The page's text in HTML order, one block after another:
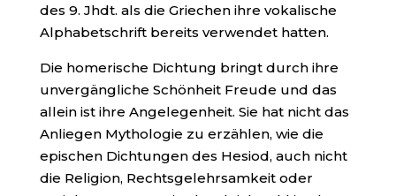
des 9. Jhdt. als die Griechen ihre vokalische
Alphabetschrift bereits verwendet hatten.
Die homerische Dichtung bringt durch ihre
unvergängliche Schönheit Freude und das
allein ist ihre Angelegenheit. Sie hat nicht das
Anliegen Mythologie zu erzählen, wie die
epischen Dichtungen des Hesiod, auch nicht
die Religion, Rechtsgelehrsamkeit oder